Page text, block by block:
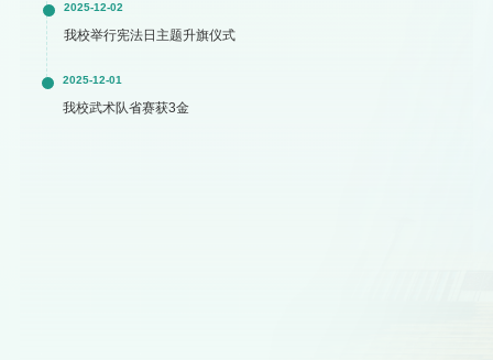
2025-12-02
我校举行宪法日主题升旗仪式
2025-12-01
我校武术队省赛获3金